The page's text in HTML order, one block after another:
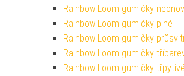
Rainbow Loom gumičky
Rainbow Loom gumičky plné
Rainbow Loom gumičky
Rainbow Loom gumičky
Rainbow Loom gumičky třpytivé